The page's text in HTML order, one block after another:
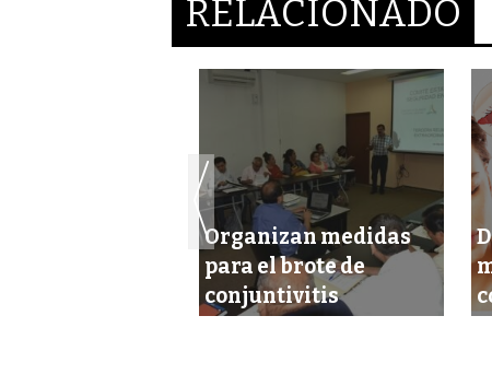
RELACIONADO
Organizan medidas
para el brote de
conjuntivitis